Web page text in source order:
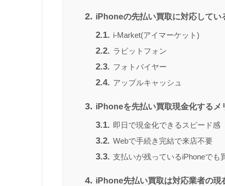
2. iPhoneの先払い買取に対応してい
2.1. i-Market(アイマーケット)
2.2. ラビットフォン
2.3. フォトバイヤー
2.4. アップルキャッシュ
3. iPhoneを先払い買取現金化するメ
3.1. 即日で現金化できるスピード感
3.2. Webで手続き完結で来店不要
3.3. 支払いが残っているiPhoneでも
4. iPhone先払い買取は対応業者の現